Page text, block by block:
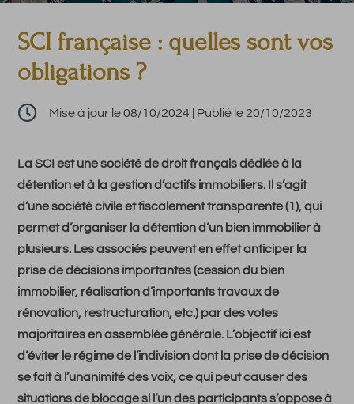
SCI française : quelles sont vos
obligations ?
 Mise à jour le 08/10/2024 | Publié le 20/10/2023
La SCI est une société de droit français dédiée à la
détention et à la gestion d’actifs immobiliers. Il s’agit
d’une société civile et fiscalement transparente (1), qui
permet d’organiser la détention d’un bien immobilier à
plusieurs. Les associés peuvent en effet anticiper la
prise de décisions importantes (cession du bien
immobilier, réalisation d’importants travaux de
rénovation, restructuration, etc.) par des votes
majoritaires en assemblée générale. L’objectif ici est
d’éviter le régime de l’indivision dont la prise de décision
se fait à l’unanimité des voix, ce qui peut causer des
situations de blocage si l’un des participants s’oppose à